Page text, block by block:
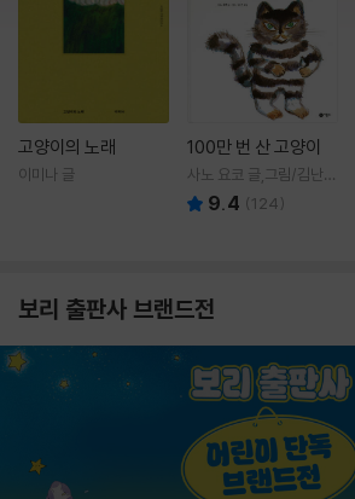
고양이의 노래
이미나 글
100만 번 산 고양이
사노 요코 글,그림/김난주
역 9.4 (124)
보리 출판사 브랜드전